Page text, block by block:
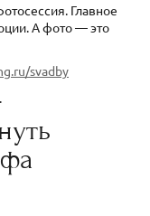
Главное
А фото — это
svadby